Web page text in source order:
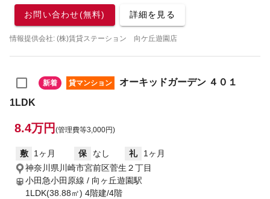
お問い合わせ(無料) 詳細を見る
情報提供会社: (株)賃貸ステーション 向ケ丘遊園店
新着 貸マンション
オーキッドガーデン ４０１
1LDK
8.4万円 (管理費等3,000円)
敷 1ヶ月 保 なし 礼
1ヶ月
神奈川県川崎市宮前区菅生２丁目
小田急小田原線 / 向ヶ丘遊園駅
1LDK(38.88㎡) 4階建/4階